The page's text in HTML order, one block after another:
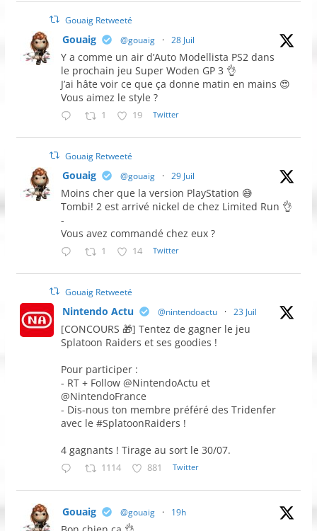
Gouaig Retweeté
Gouaig @gouaig · 28 Juil
Y a comme un air d’Auto Modellista PS2 dans
le prochain jeu Super Woden GP 3 👌
J’ai hâte voir ce que ça donne matin en mains 😍
Vous aimez le style ?
1 19 Twitter
Gouaig Retweeté
Gouaig @gouaig · 29 Juil
Moins cher que la version PlayStation 😅
Tombi! 2 est arrivé nickel de chez Limited Run 👌
-
Vous avez commandé chez eux ?
1 14 Twitter
Gouaig Retweeté
Nintendo Actu @nintendoactu · 23 Juil
[CONCOURS 🎁] Tentez de gagner le jeu
Splatoon Raiders et ses goodies !
Pour participer :
- RT + Follow @NintendoActu et
@NintendoFrance
- Dis-nous ton membre préféré des Tridenfer
avec le #SplatoonRaiders !
4 gagnants ! Tirage au sort le 30/07.
1114 881 Twitter
Gouaig @gouaig · 19h